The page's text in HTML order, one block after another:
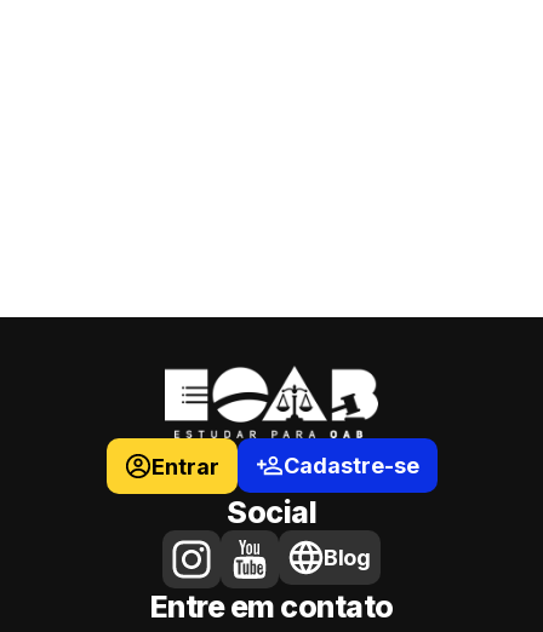
Entrar Cadastre-se
Social
Blog
Entre em contato